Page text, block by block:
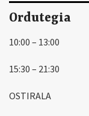
Ordutegia
10:00 – 13:00
15:30 – 21:30
OSTIRALA